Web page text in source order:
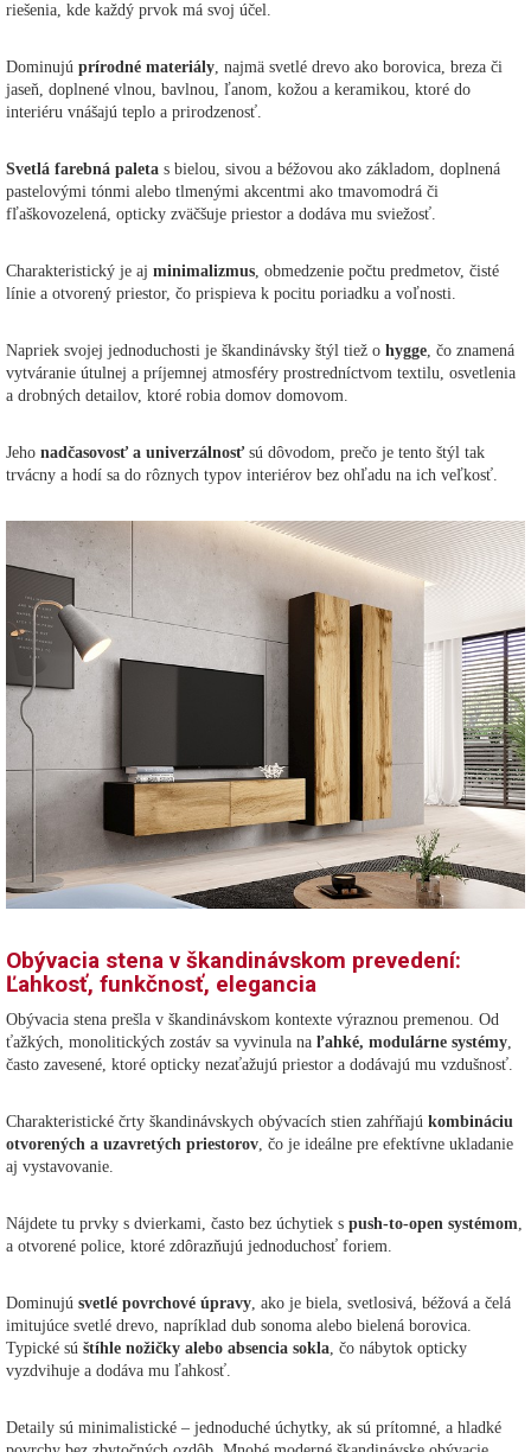
riešenia, kde každý prvok má svoj účel.
Dominujú prírodné materiály, najmä svetlé drevo ako borovica, breza či
jaseň, doplnené vlnou, bavlnou, ľanom, kožou a keramikou, ktoré do
interiéru vnášajú teplo a prirodzenosť.
Svetlá farebná paleta s bielou, sivou a béžovou ako základom, doplnená
pastelovými tónmi alebo tlmenými akcentmi ako tmavomodrá či
fľaškovozelená, opticky zväčšuje priestor a dodáva mu sviežosť.
Charakteristický je aj minimalizmus, obmedzenie počtu predmetov, čisté
línie a otvorený priestor, čo prispieva k pocitu poriadku a voľnosti.
Napriek svojej jednoduchosti je škandinávsky štýl tiež o hygge, čo znamená
vytváranie útulnej a príjemnej atmosféry prostredníctvom textilu, osvetlenia
a drobných detailov, ktoré robia domov domovom.
Jeho nadčasovosť a univerzálnosť sú dôvodom, prečo je tento štýl tak
trvácny a hodí sa do rôznych typov interiérov bez ohľadu na ich veľkosť.
Obývacia stena v škandinávskom prevedení:
Ľahkosť, funkčnosť, elegancia
Obývacia stena prešla v škandinávskom kontexte výraznou premenou. Od
ťažkých, monolitických zostáv sa vyvinula na ľahké, modulárne systémy,
často zavesené, ktoré opticky nezaťažujú priestor a dodávajú mu vzdušnosť.
Charakteristické črty škandinávskych obývacích stien zahŕňajú kombináciu
otvorených a uzavretých priestorov, čo je ideálne pre efektívne ukladanie
aj vystavovanie.
Nájdete tu prvky s dvierkami, často bez úchytiek s push-to-open systémom,
a otvorené police, ktoré zdôrazňujú jednoduchosť foriem.
Dominujú svetlé povrchové úpravy, ako je biela, svetlosivá, béžová a čelá
imitujúce svetlé drevo, napríklad dub sonoma alebo bielená borovica.
Typické sú štíhle nožičky alebo absencia sokla, čo nábytok opticky
vyzdvihuje a dodáva mu ľahkosť.
Detaily sú minimalistické – jednoduché úchytky, ak sú prítomné, a hladké